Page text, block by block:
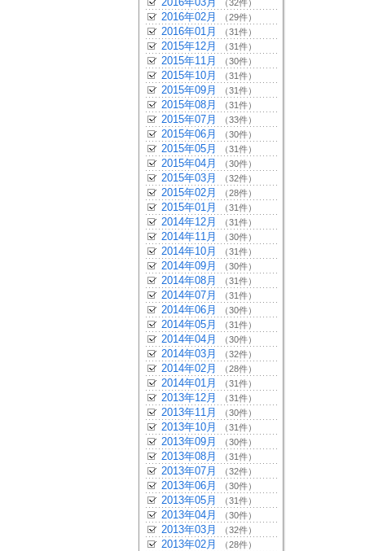
（32件）
2016年02月 （29件）
2016年01月 （31件）
2015年12月 （31件）
2015年11月 （30件）
2015年10月 （31件）
2015年09月 （31件）
2015年08月 （31件）
2015年07月 （33件）
2015年06月 （30件）
2015年05月 （31件）
2015年04月 （30件）
2015年03月 （32件）
2015年02月 （28件）
2015年01月 （31件）
2014年12月 （31件）
2014年11月 （30件）
2014年10月 （31件）
2014年09月 （30件）
2014年08月 （31件）
2014年07月 （31件）
2014年06月 （30件）
2014年05月 （31件）
2014年04月 （30件）
2014年03月 （32件）
2014年02月 （28件）
2014年01月 （31件）
2013年12月 （31件）
2013年11月 （30件）
2013年10月 （31件）
2013年09月 （30件）
2013年08月 （31件）
2013年07月 （32件）
2013年06月 （30件）
2013年05月 （31件）
2013年04月 （30件）
2013年03月 （32件）
2013年02月 （28件）